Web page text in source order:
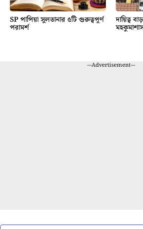
SP পাপিয়া সুলতানার ৫টি গুরুত্বপূর্ণ
পরামর্শ
দায়িত্ব
---Advertisement---